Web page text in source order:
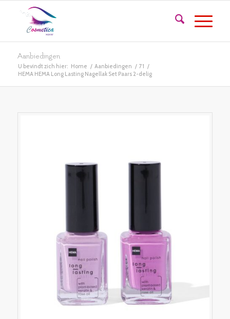
Aanbiedingen
U bevindt zich hier: Home / Aanbiedingen / 71 /
HEMA HEMA Long Lasting Nagellak Set Paars 2-delig